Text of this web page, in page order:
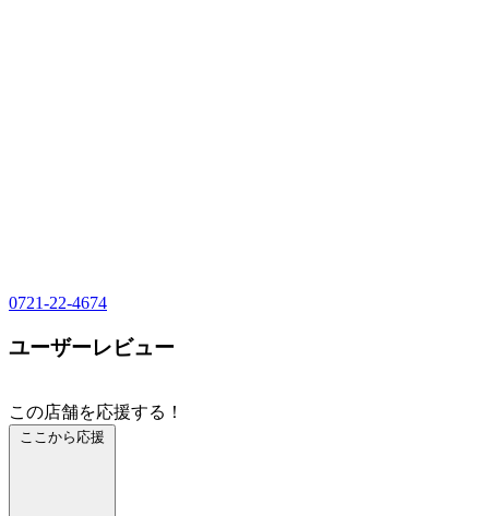
0721-22-4674
ユーザーレビュー
この店舗を応援する！
ここから応援